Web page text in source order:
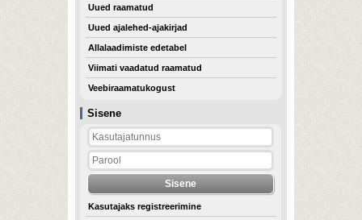
Sisene
Kasutajaks registreerimine
Uued raamatud
Uued ajalehed-ajakirjad
Allalaadimiste edetabel
Viimati vaadatud raamatud
Veebiraamatukogust